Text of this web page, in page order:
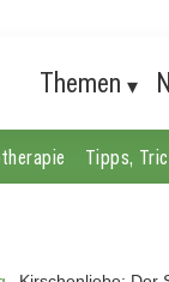
Themen
Tipps,